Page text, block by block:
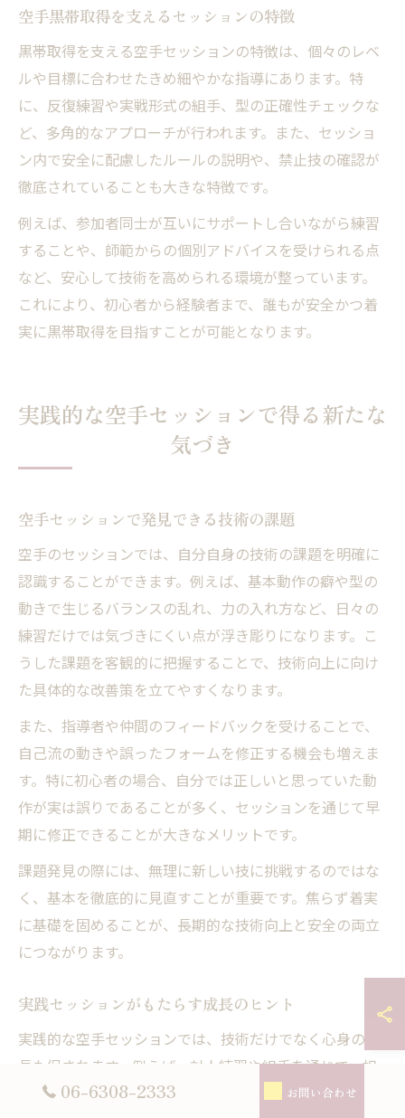
空手黒帯取得を支えるセッションの特徴
黒帯取得を支える空手セッションの特徴は、個々のレベ
ルや目標に合わせたきめ細やかな指導にあります。特
に、反復練習や実戦形式の組手、型の正確性チェックな
ど、多角的なアプローチが行われます。また、セッショ
ン内で安全に配慮したルールの説明や、禁止技の確認が
徹底されていることも大きな特徴です。
例えば、参加者同士が互いにサポートし合いながら練習
することや、師範からの個別アドバイスを受けられる点
など、安心して技術を高められる環境が整っています。
これにより、初心者から経験者まで、誰もが安全かつ着
実に黒帯取得を目指すことが可能となります。
実践的な空手セッションで得る新たな
気づき
空手セッションで発見できる技術の課題
空手のセッションでは、自分自身の技術の課題を明確に
認識することができます。例えば、基本動作の癖や型の
動きで生じるバランスの乱れ、力の入れ方など、日々の
練習だけでは気づきにくい点が浮き彫りになります。こ
うした課題を客観的に把握することで、技術向上に向け
た具体的な改善策を立てやすくなります。
また、指導者や仲間のフィードバックを受けることで、
自己流の動きや誤ったフォームを修正する機会も増えま
す。特に初心者の場合、自分では正しいと思っていた動
作が実は誤りであることが多く、セッションを通じて早
期に修正できることが大きなメリットです。
課題発見の際には、無理に新しい技に挑戦するのではな
く、基本を徹底的に見直すことが重要です。焦らず着実
に基礎を固めることが、長期的な技術向上と安全の両立
につながります。
実践セッションがもたらす成長のヒント
実践的な空手セッションでは、技術だけでなく心身の成
長も促されます。例えば、対人練習や組手を通じて、相
手との間合いや反応速度、冷静な判断力が養われます。
06-6308-2333 お問い合わせ